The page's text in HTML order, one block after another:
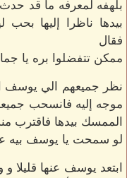
بلهفه لمعرفه ما قد
بيدها ناظرا إليها بحب
فقال
ممكن تتفضلوا بره يا
نظر جميعهم الي يوسف
موجه إليه فانسحب
الممسك بيدها فاقترب
لو سمحت يا يوسف بيه
ابتعد يوسف عنها قليلا